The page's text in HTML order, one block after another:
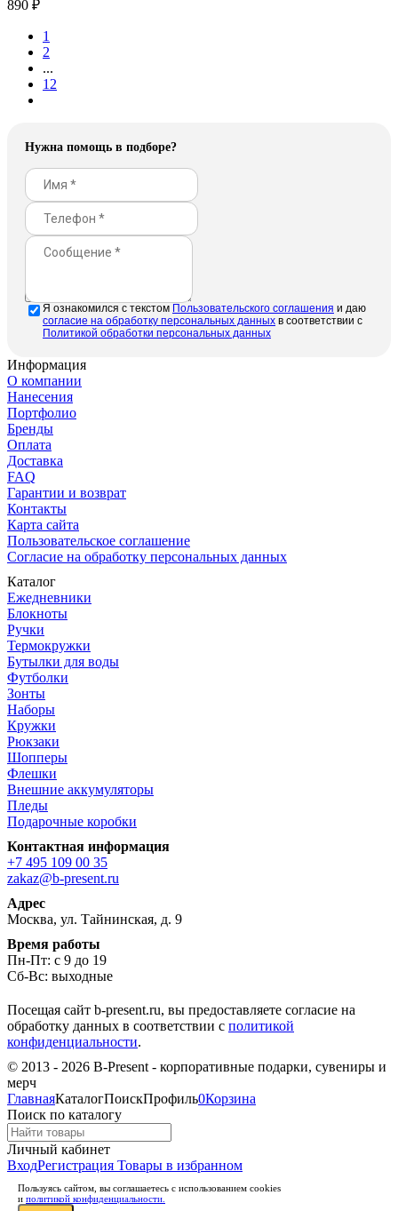
890 ₽
1
2
...
12
Нужна помощь в подборе?
Я ознакомился с текстом Пользовательского соглашения и даю
cогласие на обработку персональных данных в соответствии с
Политикой обработки персональных данных
Информация
О компании
Нанесения
Портфолио
Бренды
Оплата
Доставка
FAQ
Гарантии и возврат
Контакты
Карта сайта
Пользовательское соглашение
Согласие на обработку персональных данных
Каталог
Ежедневники
Блокноты
Ручки
Термокружки
Бутылки для воды
Футболки
Зонты
Наборы
Кружки
Рюкзаки
Шопперы
Флешки
Внешние аккумуляторы
Пледы
Подарочные коробки
Контактная информация
+7 495 109 00 35
zakaz@b-present.ru
Адрес
Москва, ул. Тайнинская, д. 9
Время работы
Пн-Пт: с 9 до 19
Сб-Вс: выходные
Посещая сайт b-present.ru, вы предоставляете согласие на
обработку данных в соответствии с политикой
конфиденциальности.
© 2013 - 2026 B-Present - корпоративные подарки, сувениры и
мерч
ГлавнаяКаталогПоискПрофиль0Корзина
Поиск по каталогу
Личный кабинет
ВходРегистрация Товары в избранном
Пользуясь сайтом, вы соглашаетесь с использованием cookies
и политикой конфиденциальности.